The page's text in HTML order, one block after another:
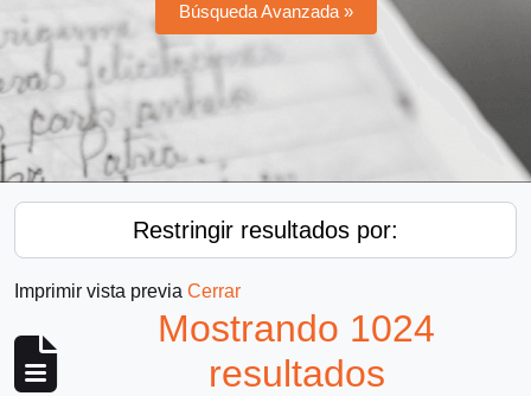
Búsqueda Avanzada »
Restringir resultados por:
Imprimir vista previa Cerrar
Mostrando 1024
resultados